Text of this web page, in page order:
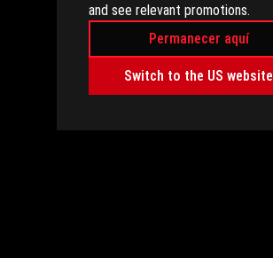
and see relevant promotions.
Permanecer aquí
Switch to the US website